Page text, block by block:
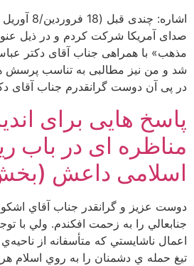
صدای آمریکا شرکت کردم و در ذیل
مذهب» با همراهی جناب آقای دکتر
شد و من نیز مطالبی به تناسب پرسش
در پی آن دوست گرانقدرم جناب آقای
مناظره ای در باب
اسلامی داعش
جنابعالي را به زحمت افكندم. ولي با
اعمال ناشايستي كه متأسفانه از
تيغ حمله ي دشمنان را به روي اسلام